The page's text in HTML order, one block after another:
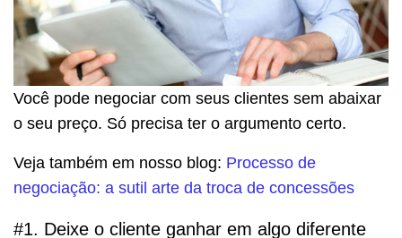
Você pode negociar com seus clientes sem abaixar
o seu preço. Só precisa ter o argumento certo.
Veja também em nosso blog: Processo de
negociação: a sutil arte da troca de concessões
#1. Deixe o cliente ganhar em algo diferente